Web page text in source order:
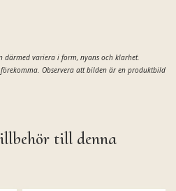
därmed variera i form, nyans och klarhet.
Observera att bilden är en produktbild
till denna